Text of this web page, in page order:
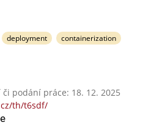
deployment
containerization
podání práce: 18. 12. 2025
th/t6sdf/